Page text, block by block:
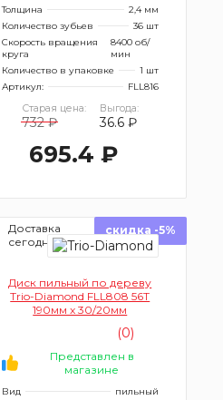
Толщина
2,4 мм
Количество зубьев
36 шт
Скорость вращения
круга
8400 об/
мин
Количество в упаковке
1 шт
Артикул:
FLL816
Старая цена:
732 ₽
Выгода:
36.6 ₽
695.4 ₽
Доставка
сегодня
скидка -5%
Диск пильный по дереву
Trio-Diamond FLL808 56Т
190мм x 30/20мм
(0)
Представлен в
магазине
Вид
пильный